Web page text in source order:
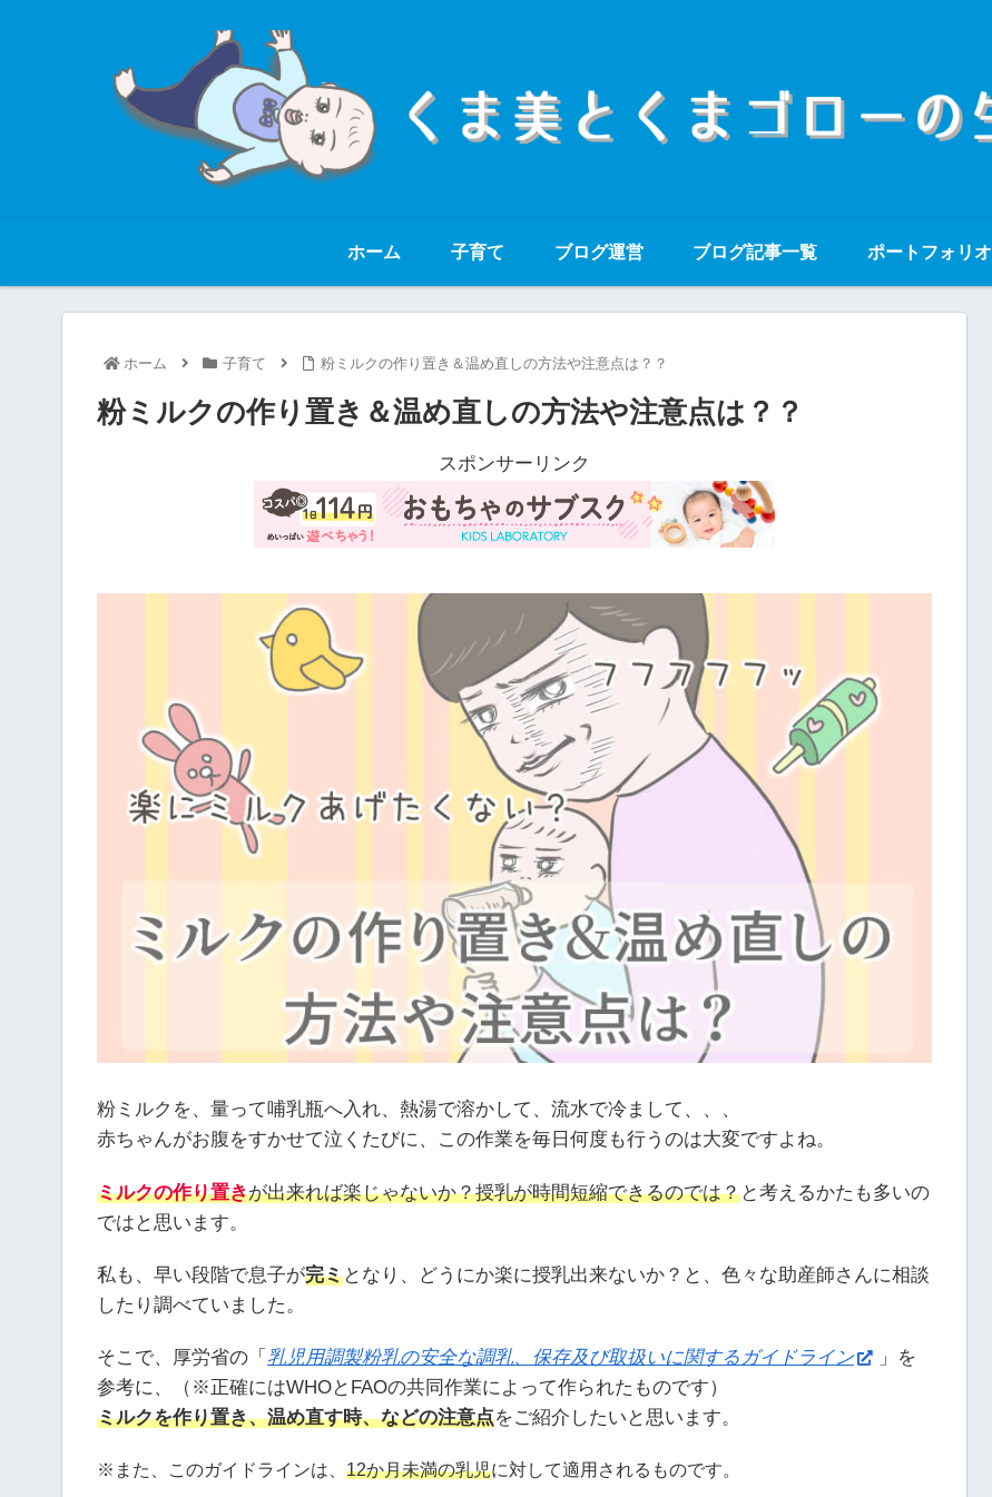
ホーム 子育て ブログ運営 ブログ記事一覧 ポートフォリオ
ホーム 子育て 粉ミルクの作り置き＆温め直しの方法や注意点は？？
粉ミルクの作り置き＆温め直しの方法や注意点は？？
スポンサーリンク
粉ミルクを、量って哺乳瓶へ入れ、熱湯で溶かして、流水で冷まして、、、
赤ちゃんがお腹をすかせて泣くたびに、この作業を毎日何度も行うのは大変ですよね。
ミルクの作り置きが出来れば楽じゃないか？授乳が時間短縮できるのでは？と考えるかたも多いの
ではと思います。
私も、早い段階で息子が完ミとなり、どうにか楽に授乳出来ないか？と、色々な助産師さんに相談
したり調べていました。
そこで、厚労省の「 乳児用調製粉乳の安全な調乳、保存及び取扱いに関するガイドライン
」を
参考に、（※正確にはWHOとFAOの共同作業によって作られたものです）
ミルクを作り置き、温め直す時、などの注意点をご紹介したいと思います。
※また、このガイドラインは、 12か月未満の乳児に対して適用されるものです。